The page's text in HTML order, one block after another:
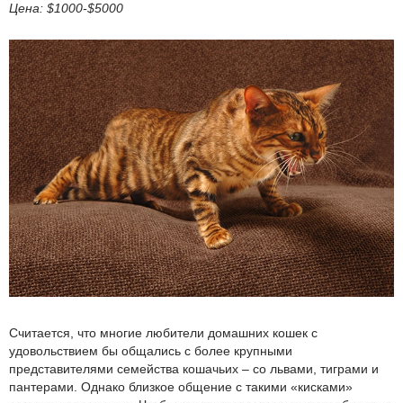
Цена: $1000-$5000
Считается, что многие любители домашних кошек с
удовольствием бы общались с более крупными
представителями семейства кошачьих – со львами, тиграми и
пантерами. Однако близкое общение с такими «кисками»